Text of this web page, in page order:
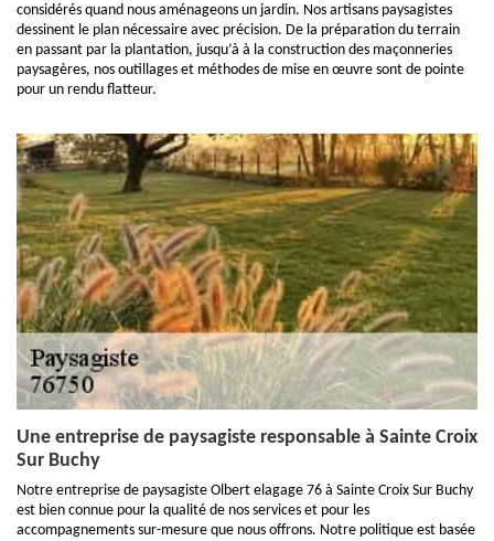
considérés quand nous aménageons un jardin. Nos artisans paysagistes
dessinent le plan nécessaire avec précision. De la préparation du terrain
en passant par la plantation, jusqu’à à la construction des maçonneries
paysagères, nos outillages et méthodes de mise en œuvre sont de pointe
pour un rendu flatteur.
Une entreprise de paysagiste responsable à Sainte Croix
Sur Buchy
Notre entreprise de paysagiste Olbert elagage 76 à Sainte Croix Sur Buchy
est bien connue pour la qualité de nos services et pour les
accompagnements sur-mesure que nous offrons. Notre politique est basée